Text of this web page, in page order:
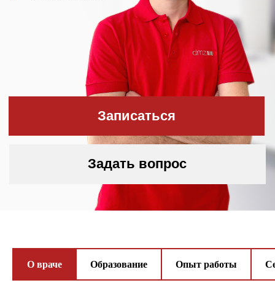
Записаться
Задать вопрос
О враче Образование Опыт работы
и сертификаты